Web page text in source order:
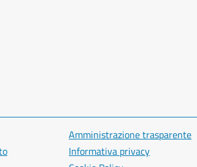
Amministrazione trasparente
Informativa privacy